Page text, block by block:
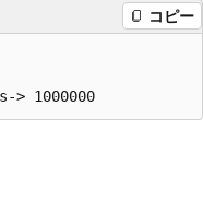
コピー